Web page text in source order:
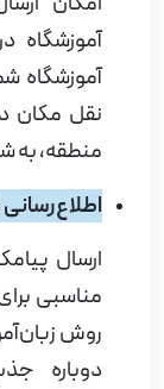
آموزشگاه
آموزشگاه
نقل مکان
منطقه، به
ارسال
مناسبی
روش
دوباره